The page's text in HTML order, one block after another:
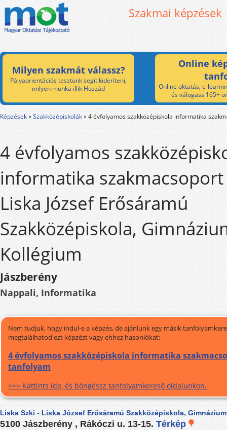
Szakmai képzések
Milyen szakmát válassz?
Pályaorientációs tesztünk segít kideríteni,
milyen munka illik Hozzád
Online
Online oktatás, e-
és válogass 165+
Képzések»Szakközépiskolák»4 évfolyamos szakközépiskola informatika
4 évfolyamos
informatika szakmacsoport
Liska József Erősáramú
Szakközépiskola,
Kollégium
Jászberény
Nappali, Informatika
Nem tudjuk, hogy indul-e a képzés, de ajánlunk egy másik
megtalálhatod ezt képzést vagy ehhez hasonlókat:
4 évfolyamos szakközépiskola informatika
tanfolyam
>>> Kattints ide, és böngéssz tanfolyamkereső oldalunkon.
Liska Szki - Liska József Erősáramú Szakközépiskola,
5100 Jászberény , Rákóczi u. 13-15. Térkép